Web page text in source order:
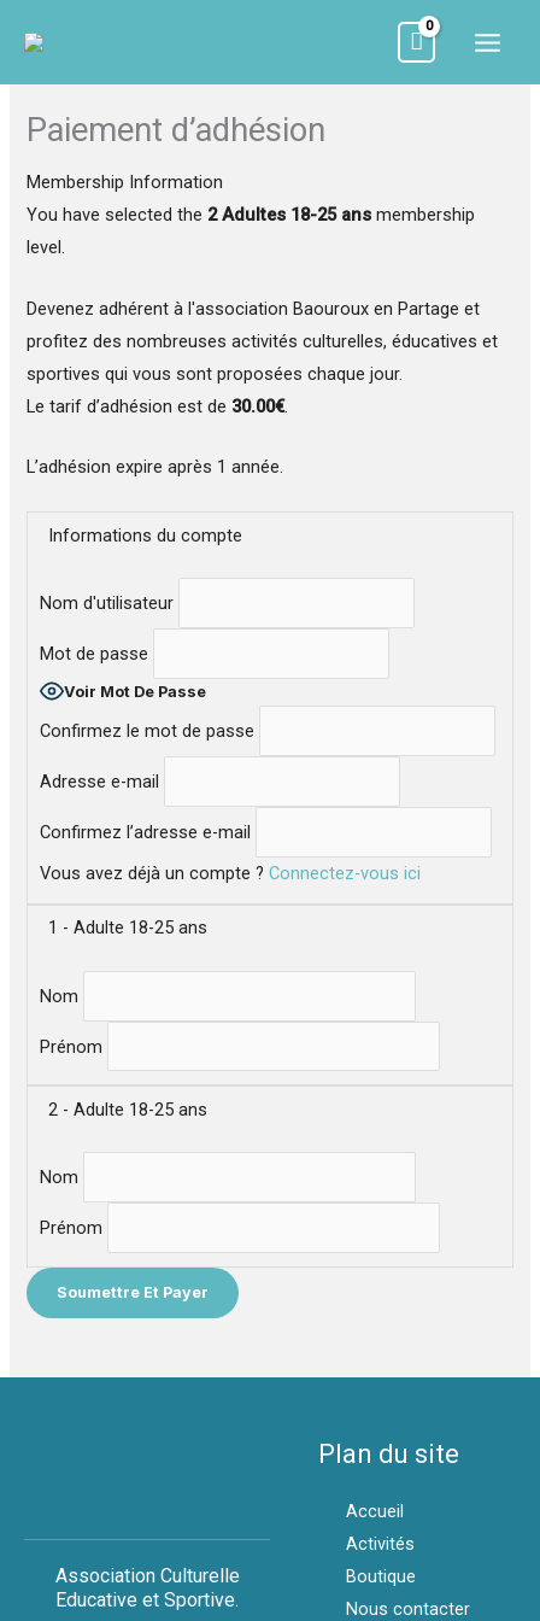
contenu
Paiement d’adhésion
Membership Information
You have selected the 2 Adultes 18-25 ans membership
level.
Devenez adhérent à l'association Baouroux en Partage et
profitez des nombreuses activités culturelles, éducatives et
sportives qui vous sont proposées chaque jour.
Le tarif d’adhésion est de 30.00€.
L’adhésion expire après 1 année.
Informations du compte
Nom d'utilisateur
Mot de passe
Voir Mot De Passe
Confirmez le mot de passe
Adresse e-mail
Confirmez l’adresse e-mail
Vous avez déjà un compte ? Connectez-vous ici
1 - Adulte 18-25 ans
Nom
Prénom
2 - Adulte 18-25 ans
Nom
Prénom
Association Culturelle
Educative et Sportive.
Plan du site
Accueil
Activités
Boutique
Nous contacter